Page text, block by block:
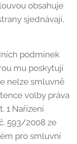
obsahuje
sjednávají,
podmínek
mu poskytují
nelze smluvně
volby práva
1 Nařízení
593/2008 ze
pro smluvní